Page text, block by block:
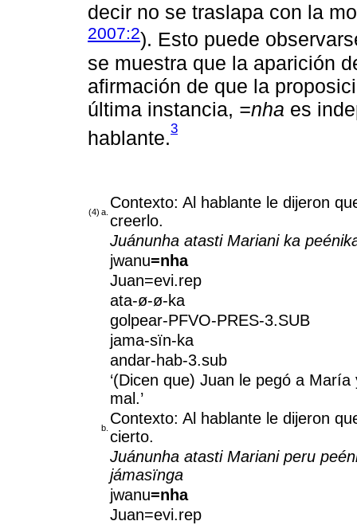
decir no se traslapa con la
2007:2). Esto puede
se muestra que la aparición
afirmación de que la
última instancia, =nha es
hablante.3
(4) a.
Contexto: Al hablante le dijeron
creerlo.
Juánunha atasti Mariani ka
jwanu=nha
Juan=evi.rep
ata-ø-ø-ka
golpear-PFVO-PRES-3.SUB
jama-sïn-ka
andar-hab-3.sub
‘(Dicen que) Juan le pegó a
mal.’
b.
Contexto: Al hablante le dijeron
cierto.
Juánunha atasti Mariani peru
jámasïnga
jwanu=nha
Juan=evi.rep